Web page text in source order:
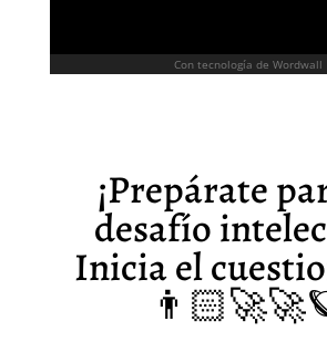
¡Prepárate
desafío
Inicia el
👨🏻‍🚀🚀